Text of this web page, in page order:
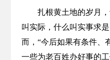
扎根黄土地的岁月
叫实际，什么叫实事求
而，“今后如果有条件、
一些为老百姓办好事的工